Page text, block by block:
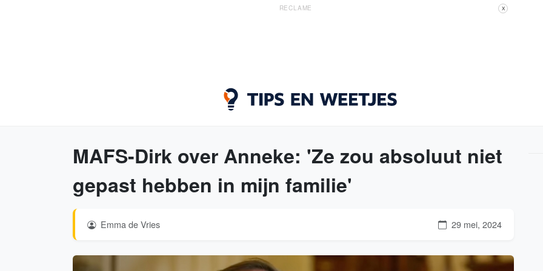
RECLAME X
MAFS-Dirk over Anneke: 'Ze zou absoluut niet
gepast hebben in mijn familie'
Emma de Vries 29 mei, 2024